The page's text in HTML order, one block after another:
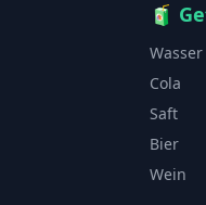
🧃
Wasser
Cola
Saft
Bier
Wein